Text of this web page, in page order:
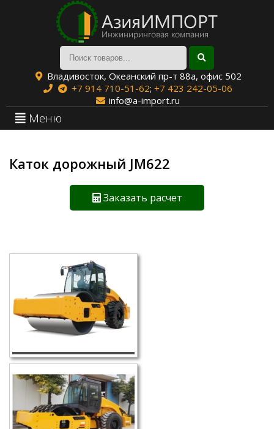
Владивосток, Океанский пр-т 88а, офис 502
+7 914 710-51-62; +7 423 242-05-06
info@a-import.ru
Меню
Каток дорожный JM622
Заказать расчет